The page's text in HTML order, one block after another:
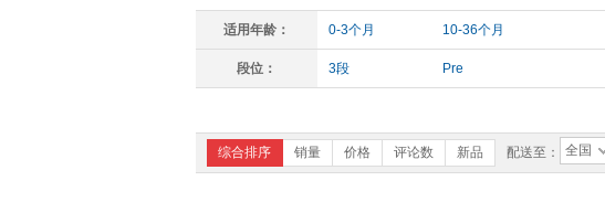
适用年龄： 0-3个月 10-36个月
段位： 3段 Pre
综合排序 销量 价格 评论数 新品 配送至： 全国